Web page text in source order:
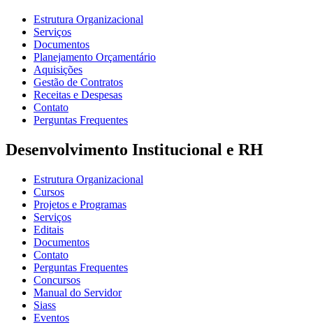
Estrutura Organizacional
Serviços
Documentos
Planejamento Orçamentário
Aquisições
Gestão de Contratos
Receitas e Despesas
Contato
Perguntas Frequentes
Desenvolvimento Institucional e RH
Estrutura Organizacional
Cursos
Projetos e Programas
Serviços
Editais
Documentos
Contato
Perguntas Frequentes
Concursos
Manual do Servidor
Siass
Eventos